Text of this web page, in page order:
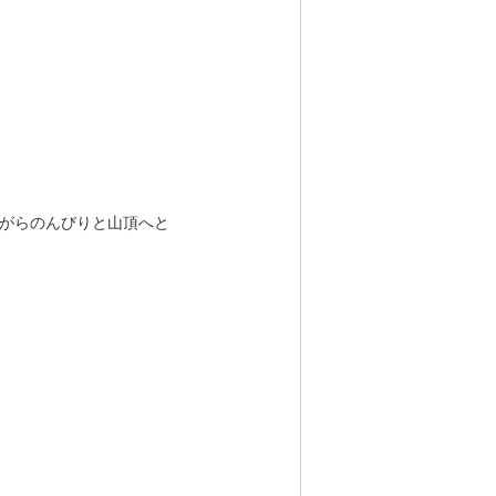
らのんびりと山頂へと